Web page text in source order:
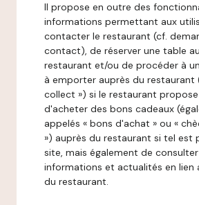
Il propose en outre des
informations permettant aux
contacter le restaurant (cf.
contact), de réserver une table
restaurant et/ou de procéder à
à emporter auprès du restaurant
collect ») si le restaurant
d'acheter des bons cadeaux
appelés « bons d'achat » ou «
») auprès du restaurant si tel est
site, mais également de
informations et actualités en lien
du restaurant.